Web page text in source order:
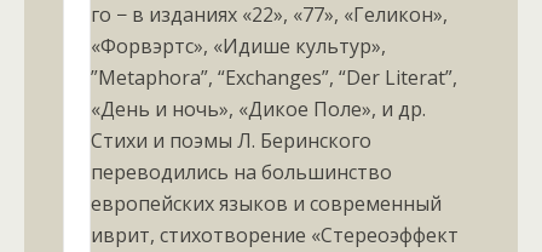
го − в изданиях «22», «77», «Геликон»,
«Форвэртс», «Идише культур»,
”Меtaphora”, “Exchanges”, “Der Literat”,
«День и ночь», «Дикое Поле», и др.
Стихи и поэмы Л. Беринского
переводились на большинство
европейских языков и современный
иврит, стихотворение «Стереоэффект